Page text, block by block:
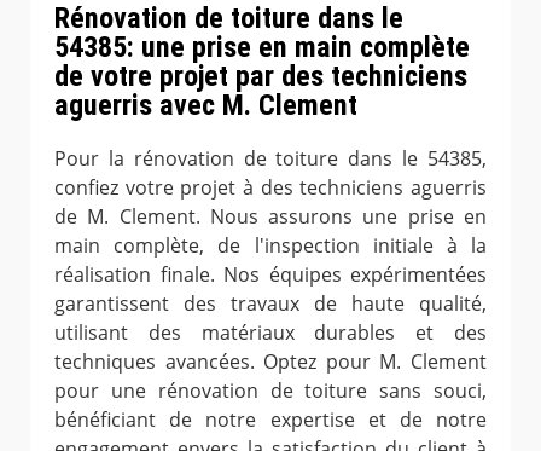
Rénovation de toiture dans le
54385: une prise en main complète
de votre projet par des techniciens
aguerris avec M. Clement
Pour la rénovation de toiture dans le 54385,
confiez votre projet à des techniciens aguerris
de M. Clement. Nous assurons une prise en
main complète, de l'inspection initiale à la
réalisation finale. Nos équipes expérimentées
garantissent des travaux de haute qualité,
utilisant des matériaux durables et des
techniques avancées. Optez pour M. Clement
pour une rénovation de toiture sans souci,
bénéficiant de notre expertise et de notre